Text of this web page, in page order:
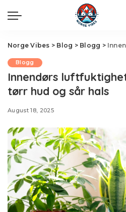
Norge Vibes > Blog > Blogg >
Blogg
Innendørs
tørr hud og sår hals
August 18, 2025